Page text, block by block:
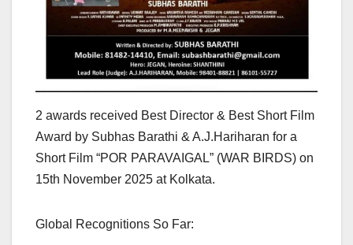
2 awards received Best Director & Best Short Film
Award by Subhas Barathi & A.J.Hariharan for a
Short Film “POR PARAVAIGAL” (WAR BIRDS) on
15th November 2025 at Kolkata.
Global Recognitions So Far: